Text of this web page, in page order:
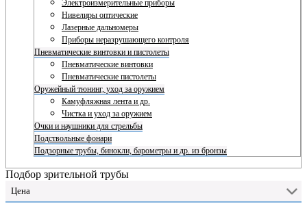
Электроизмерительные приборы
Нивелиры оптические
Лазерные дальномеры
Приборы неразрушающего контроля
Пневматические винтовки и пистолеты
Пневматические винтовки
Пневматические пистолеты
Оружейный тюнинг, уход за оружием
Камуфляжная лента и др.
Чистка и уход за оружием
Очки и наушники для стрельбы
Подствольные фонари
Подзорные трубы, бинокли, барометры и др. из бронзы
Подбор зрительной трубы
Цена